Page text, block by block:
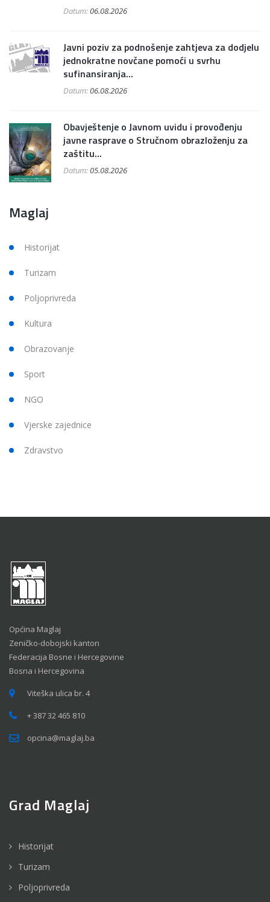
Datum:06.08.2026
Javni poziv za podnošenje zahtjeva za dodjelu
jednokratne novčane pomoći u svrhu
sufinansiranja...
Datum:06.08.2026
Obavještenje o Javnom uvidu i provođenju
javne rasprave o Stručnom obrazloženju za
zaštitu...
Datum:05.08.2026
Maglaj
Historijat
Turizam
Poljoprivreda
Kultura
Obrazovanje
Sport
NGO
Vjerske zajednice
Zdravstvo
Općina Maglaj
Zeničko-dobojski kanton
Federacija Bosne i Hercegovine
Bosna i Hercegovina
Viteška ulica br. 4
+ 387 32 465 810
opcina@maglaj.ba
Grad Maglaj
Historijat
Turizam
Poljoprivreda